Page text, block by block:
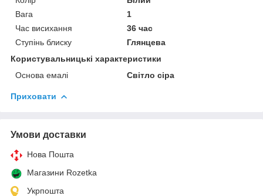
Вага
1
Час висихання
36 час
Ступінь блиску
Глянцева
Користувальницькі характеристики
Основа емалі
Світло сіра
Приховати
Умови доставки
Нова Пошта
Магазини Rozetka
Укрпошта